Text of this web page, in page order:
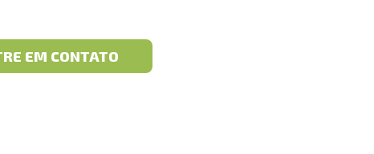
EM CONTATO